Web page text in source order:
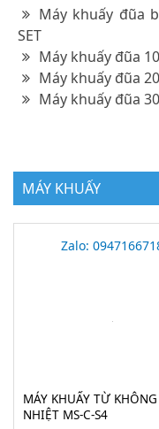
Máy khuấy đũa
SET
Máy khuấy đũa
Máy khuấy đũa
Máy khuấy đũa
MÁY KHUẤY
Zalo:
MÁY KHUẤY TỪ
NHIỆT MS-C-S4